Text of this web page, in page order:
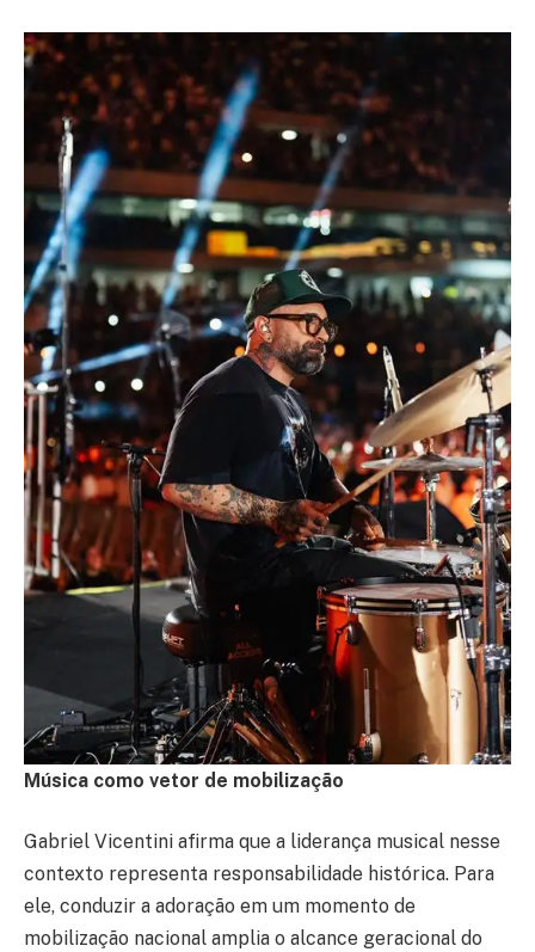
Música como vetor de mobilização
Gabriel Vicentini afirma que a liderança musical nesse
contexto representa responsabilidade histórica. Para
ele, conduzir a adoração em um momento de
mobilização nacional amplia o alcance geracional do